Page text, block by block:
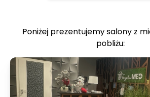
Poniżej prezentujemy salony z
pobliżu: